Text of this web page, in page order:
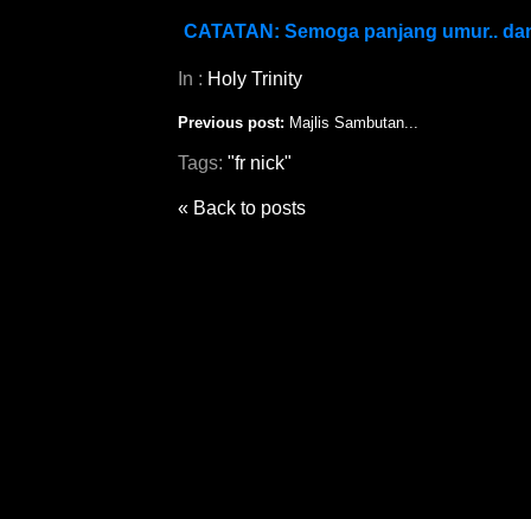
CATATAN: Semoga panjang umur..
In : Holy Trinity
Previous post: Majlis Sambutan...
Tags: "fr nick"
« Back to posts